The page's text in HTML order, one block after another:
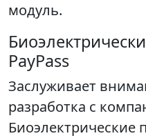
модуль.
PayPass
Заслуживает
разработка с
Биоэлектрические